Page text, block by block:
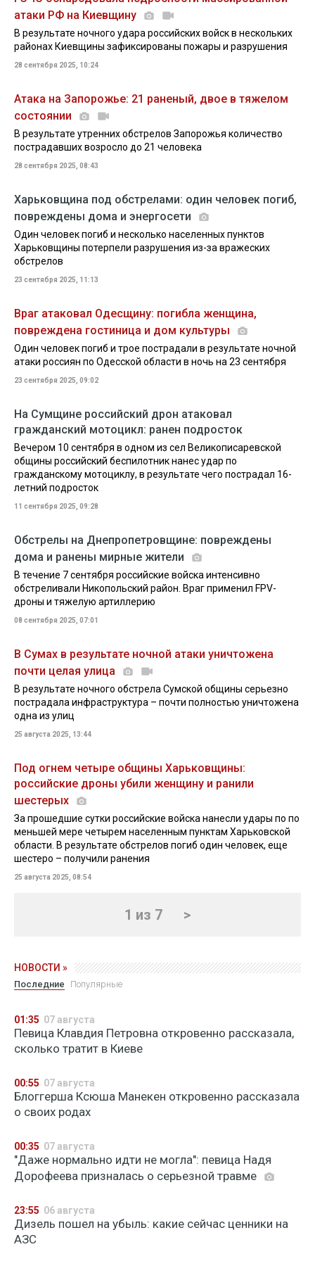
атаки РФ на Киевщину
В результате ночного удара российских войск в нескольких
районах Киевщины зафиксированы пожары и разрушения
28 сентября 2025, 10:24
Атака на Запорожье: 21 раненый, двое в тяжелом
состоянии
В результате утренних обстрелов Запорожья количество
пострадавших возросло до 21 человека
28 сентября 2025, 08:43
Харьковщина под обстрелами: один человек погиб,
повреждены дома и энергосети
Один человек погиб и несколько населенных пунктов
Харьковщины потерпели разрушения из-за вражеских
обстрелов
23 сентября 2025, 11:13
Враг атаковал Одесщину: погибла женщина,
повреждена гостиница и дом культуры
Один человек погиб и трое пострадали в результате ночной
атаки россиян по Одесской области в ночь на 23 сентября
23 сентября 2025, 09:02
На Сумщине российский дрон атаковал
гражданский мотоцикл: ранен подросток
Вечером 10 сентября в одном из сел Великописаревской
общины российский беспилотник нанес удар по
гражданскому мотоциклу, в результате чего пострадал 16-
летний подросток
11 сентября 2025, 09:28
Обстрелы на Днепропетровщине: повреждены
дома и ранены мирные жители
В течение 7 сентября российские войска интенсивно
обстреливали Никопольский район. Враг применил FPV-
дроны и тяжелую артиллерию
08 сентября 2025, 07:01
В Сумах в результате ночной атаки уничтожена
почти целая улица
В результате ночного обстрела Сумской общины серьезно
пострадала инфраструктура – почти полностью уничтожена
одна из улиц
25 августа 2025, 13:44
Под огнем четыре общины Харьковщины:
российские дроны убили женщину и ранили
шестерых
За прошедшие сутки российские войска нанесли удары по по
меньшей мере четырем населенным пунктам Харьковской
области. В результате обстрелов погиб один человек, еще
шестеро – получили ранения
25 августа 2025, 08:54
1 из 7 >
НОВОСТИ »
Последние Популярные
01:35 07 августа
Певица Клавдия Петровна откровенно рассказала,
сколько тратит в Киеве
00:55 07 августа
Блоггерша Ксюша Манекен откровенно рассказала
о своих родах
00:35 07 августа
"Даже нормально идти не могла": певица Надя
Дорофеева призналась о серьезной травме
23:55 06 августа
Дизель пошел на убыль: какие сейчас ценники на
АЗС